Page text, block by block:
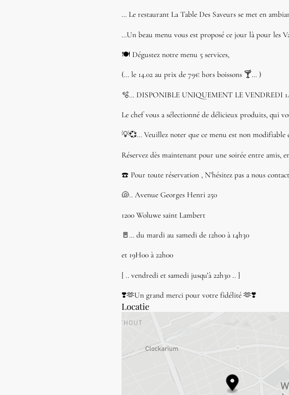
… Le restaurant La Table Des Saveurs se met en
…Un beau menu vous est proposé ce jour là pour les
🍽 Dégustez notre menu 5 services,
(… le 14.02 au prix de 79€ hors boissons 🍸… )
🫧… DISPONIBLE UNIQUEMENT LE VENDREDI
Le chef vous a sélectionné de délicieux produits, qui
💡💞… Veuillez noter que ce menu est non
Réservez dès maintenant pour une soirée entre amis,
☎️ Pour toute réservation , N’hésitez pas a nous
🐚.. Avenue Georges Henri 250
1200 Woluwe saint Lambert
🚪… du mardi au samedi de 12h00 à 14h30
et 19H00 à 22h00
[ .. vendredi et samedi jusqu’à 22h30 .. ]
❣️🫶Un grand merci pour votre fidélité 🫶❣️
Locatie